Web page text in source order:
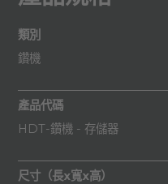
類別
鑽機
產品代碼
HDT-鑽機 - 存儲器
尺寸（長x寬x高）